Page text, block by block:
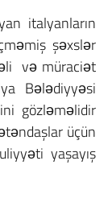
italyanların
şəxslər
və müraciət
Bələdiyyəsi
gözləməlidir
üçün
yaşayış